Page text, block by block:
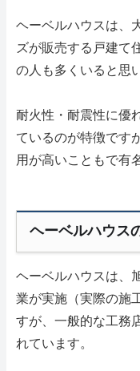
ヘーベルハウスは、
ズが販売する戸建て
の人も多くいると思
耐火性・耐震性に優
ているのが特徴です
用が高いこともで有
ヘーベルハウス
ヘーベルハウスは、
業が実施（実際の施
すが、一般的な工務
れています。